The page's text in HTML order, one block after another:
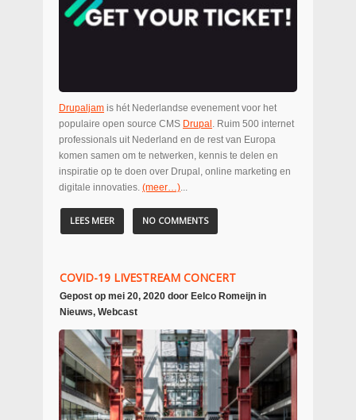
Drupaljam is hét Nederlandse evenement voor het
populaire open source CMS Drupal . Ruim 500 internet
professionals uit Nederland en de rest van Europa
komen samen om te netwerken, kennis te delen en
inspiratie op te doen over Drupal, online marketing en
digitale innovaties. (meer…)...
LEES MEER NO COMMENTS
COVID-19 LIVESTREAM CONCERT
Gepost op mei 20, 2020 door Eelco Romeijn in
Nieuws, Webcast